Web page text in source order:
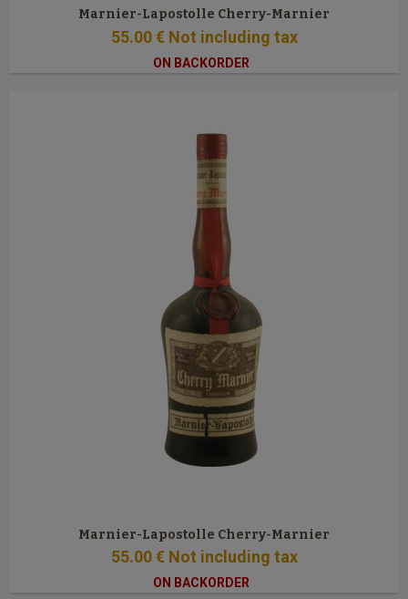
Marnier-Lapostolle Cherry-Marnier
55.00 € Not including tax
ON BACKORDER
Marnier-Lapostolle Cherry-Marnier
55.00 € Not including tax
ON BACKORDER